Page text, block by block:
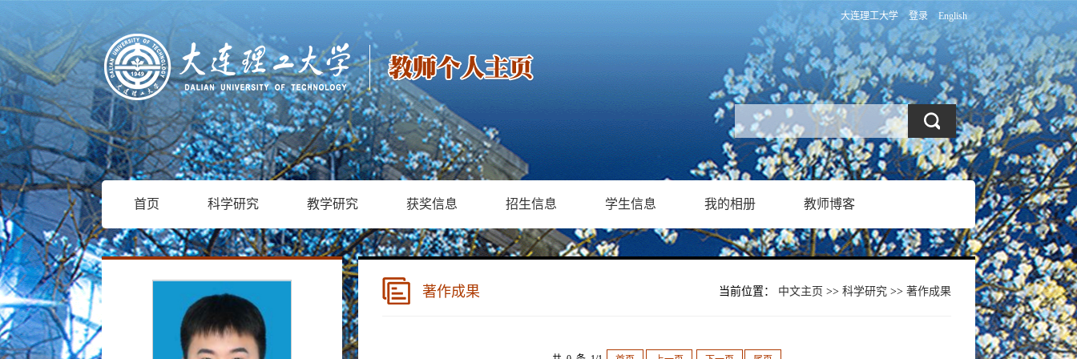
大连理工大学 登录 English
首页 科学研究 教学研究 获奖信息 招生信息 学生信息 我的相册 教师博客
著作成果 当前位置： 中文主页 >> 科学研究 >> 著作成果